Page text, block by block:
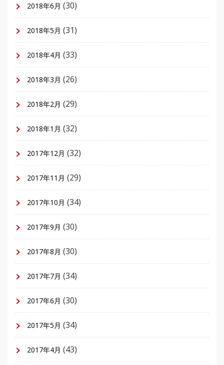
2018年6月 (30)
2018年5月 (31)
2018年4月 (33)
2018年3月 (26)
2018年2月 (29)
2018年1月 (32)
2017年12月 (32)
2017年11月 (29)
2017年10月 (34)
2017年9月 (30)
2017年8月 (30)
2017年7月 (34)
2017年6月 (30)
2017年5月 (34)
2017年4月 (43)